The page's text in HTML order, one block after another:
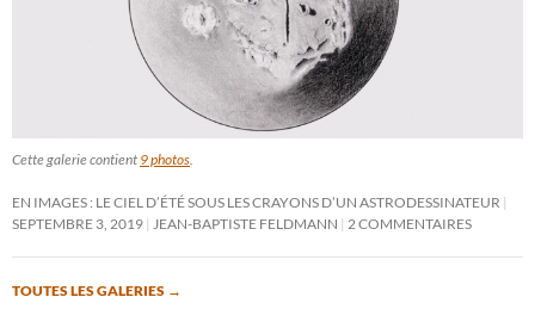
Cette galerie contient 9 photos
EN IMAGES : LE CIEL D’ÉTÉ SOUS LES CRAYONS D’UN ASTRODESSINATEUR
SEPTEMBRE 3, 2019
JEAN-BAPTISTE FELDMANN 2 COMMENTAIRES
TOUTES LES GALERIES →